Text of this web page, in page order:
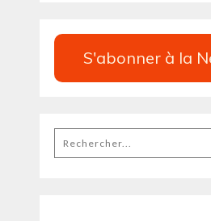
S'abonner à la
Rechercher
: